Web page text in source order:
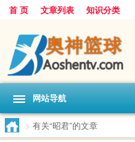
首 页 文章列表 知识分类
网站导航
> 有关“昭君”的文章